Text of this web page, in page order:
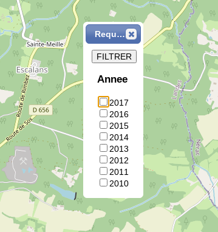
Requête
Annee
2017
2016
2015
2014
2013
2012
2011
2010
FILTRER